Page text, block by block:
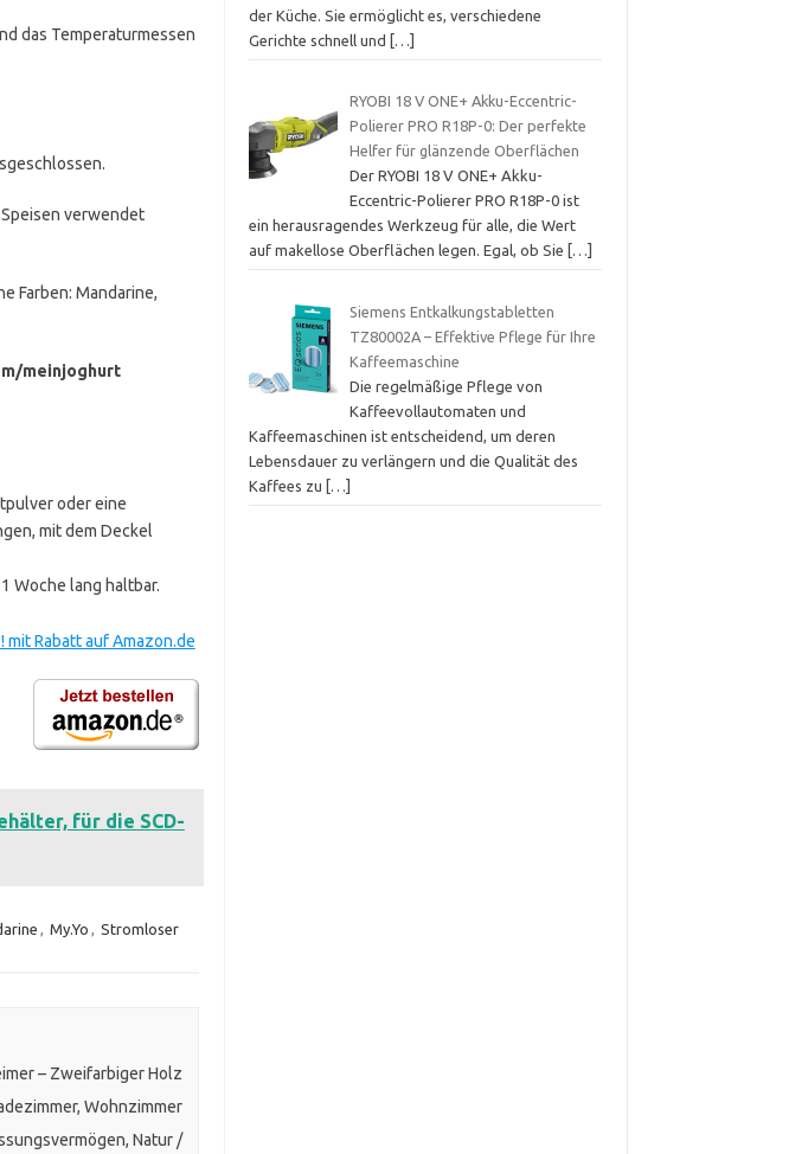
das Temperaturmessen
verwendet
Farben: Mandarine,
meinjoghurt
oder eine
mit dem Deckel
Woche lang haltbar.
Rabatt auf Amazon.de
für die SCD-
, My.Yo , Stromloser
– Zweifarbiger Holz
Wohnzimmer
Natur /
der Küche. Sie ermöglicht es, verschiedene
Gerichte schnell und
[…]
RYOBI 18 V ONE+ Akku-Eccentric-
Polierer PRO R18P-0: Der perfekte
Helfer für glänzende Oberflächen
Der RYOBI 18 V ONE+ Akku-
Eccentric-Polierer PRO R18P-0 ist
ein herausragendes Werkzeug für alle, die Wert
auf makellose Oberflächen legen. Egal, ob Sie
[…]
Siemens Entkalkungstabletten
TZ80002A – Effektive Pflege für Ihre
Kaffeemaschine
Die regelmäßige Pflege von
Kaffeevollautomaten und
Kaffeemaschinen ist entscheidend, um deren
Lebensdauer zu verlängern und die Qualität des
Kaffees zu
[…]